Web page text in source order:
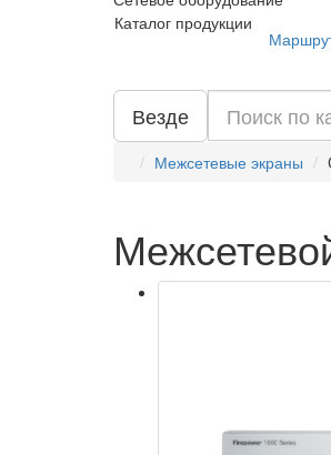
Каталог продукции
Везде
Межсетевые экраны